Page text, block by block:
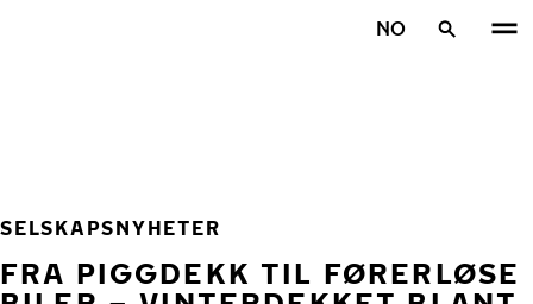
NO
SELSKAPSNYHETER
FRA PIGGDEKK TIL FØRERLØSE